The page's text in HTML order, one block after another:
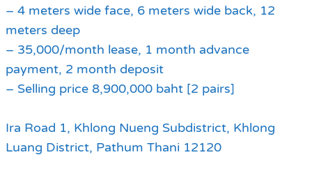
– 4 meters wide face, 6 meters wide back, 12
meters deep
– 35,000/month lease, 1 month advance
payment, 2 month deposit
– Selling price 8,900,000 baht [2 pairs]
Ira Road 1, Khlong Nueng Subdistrict, Khlong
Luang District, Pathum Thani 12120